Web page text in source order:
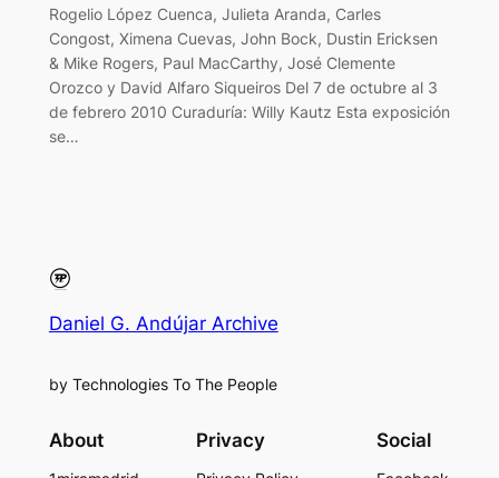
Rogelio López Cuenca, Julieta Aranda, Carles
Congost, Ximena Cuevas, John Bock, Dustin Ericksen
& Mike Rogers, Paul MacCarthy, José Clemente
Orozco y David Alfaro Siqueiros Del 7 de octubre al 3
de febrero 2010 Curaduría: Willy Kautz Esta exposición
se…
Daniel G. Andújar Archive
by Technologies To The People
About Privacy Social